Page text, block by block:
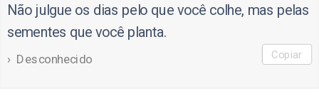
Não julgue os dias pelo que você colhe, mas pelas
sementes que você planta.
Desconhecido Copiar